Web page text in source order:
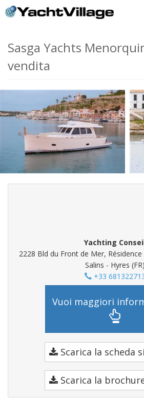
Sasga Yachts
vendita
Yachting
2228 Bld du Front de Mer,
Salins - Hyres (FR)
+33
Vuoi maggiori
Scarica la scheda
Scarica la